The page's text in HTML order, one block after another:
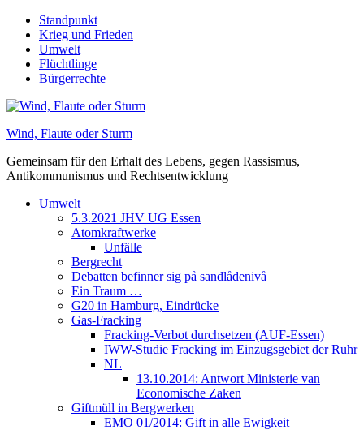
Skip
content
Standpunkt
Krieg und Frieden
Umwelt
Flüchtlinge
Bürgerrechte
Wind, Flaute oder Sturm
Gemeinsam für den Erhalt des Lebens, gegen Rassismus,
Antikommunismus und Rechtsentwicklung
Umwelt
5.3.2021 JHV UG Essen
Atomkraftwerke
Unfälle
Bergrecht
Debatten befinner sig på sandlådenivå
Ein Traum …
G20 in Hamburg, Eindrücke
Gas-Fracking
Fracking-Verbot durchsetzen (AUF-Essen)
IWW-Studie Fracking im Einzugsgebiet der Ruhr
NL
13.10.2014: Antwort Ministerie van
Economische Zaken
Giftmüll in Bergwerken
EMO 01/2014: Gift in alle Ewigkeit